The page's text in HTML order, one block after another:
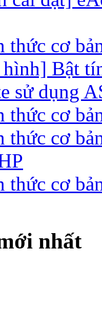
thức cơ
hình] Bật
sử dụng
thức cơ
thức cơ
thức cơ
nhất